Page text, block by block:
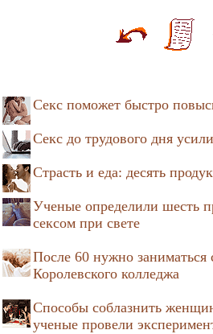
Секс поможет быстро
Секс до трудового дня
Страсть и еда: десять
Ученые определили шесть
сексом при свете
После 60 нужно заниматься
Королевского колледжа
Способы соблазнить
ученые провели